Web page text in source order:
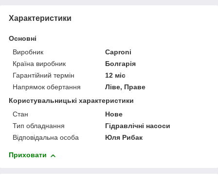
Характеристики
Основні
Виробник
Caproni
Країна виробник
Болгарія
Гарантійний термін
12 міс
Напрямок обертання
Ліве, Праве
Користувальницькі характеристики
Стан
Нове
Тип обладнання
Гідравлічні насоси
Відповідальна особа
Юля Рибак
Приховати